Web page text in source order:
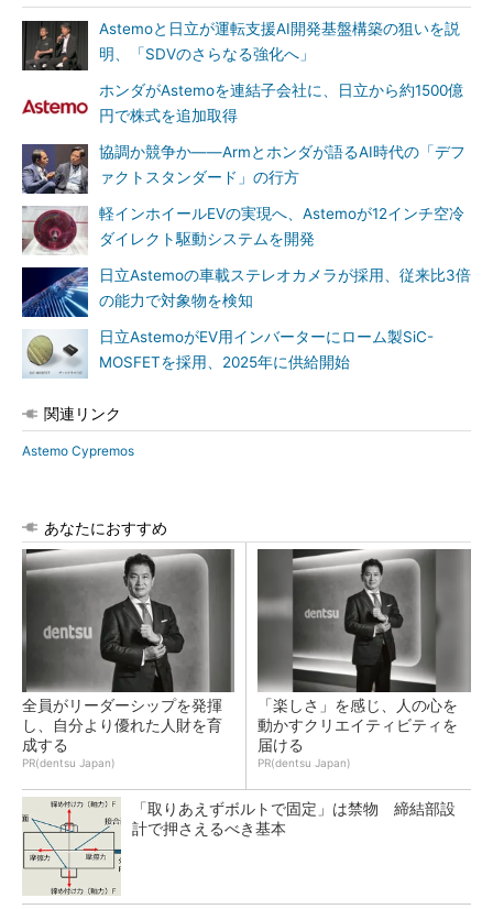
Astemoと日立が運転支援AI開発基盤構築の狙いを説
明、「SDVのさらなる強化へ」
ホンダがAstemoを連結子会社に、日立から約1500億
円で株式を追加取得
協調か競争か――Armとホンダが語るAI時代の「デフ
ァクトスタンダード」の行方
軽インホイールEVの実現へ、Astemoが12インチ空冷
ダイレクト駆動システムを開発
日立Astemoの車載ステレオカメラが採用、従来比3倍
の能力で対象物を検知
日立AstemoがEV用インバーターにローム製SiC-
MOSFETを採用、2025年に供給開始
関連リンク
Astemo Cypremos
あなたにおすすめ
全員がリーダーシップを発揮
し、自分より優れた人財を育
成する
PR(dentsu Japan)
「楽しさ」を感じ、人の心を
動かすクリエイティビティを
届ける
PR(dentsu Japan)
「取りあえずボルトで固定」は禁物 締結部設
計で押さえるべき基本